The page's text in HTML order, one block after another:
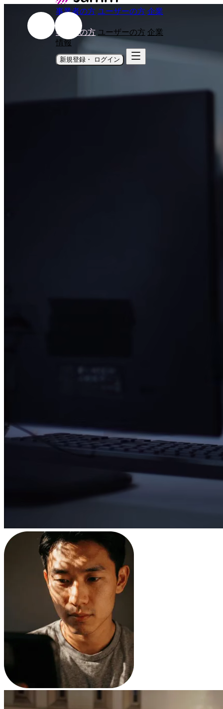
事業者の方 ユーザーの方 企業
情報
事業者の方 ユーザーの方 企業
情報
新規登録・ ログイン